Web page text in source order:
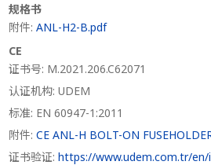
规格书
附件:ANL-H2-B.pdf
CE
证书号: M.2021.206.C62071
认证机构: UDEM
标准: EN 60947-1:2011
附件:CE ANL-H BOLT-ON
证书验证:https://www.udem.com.tr/